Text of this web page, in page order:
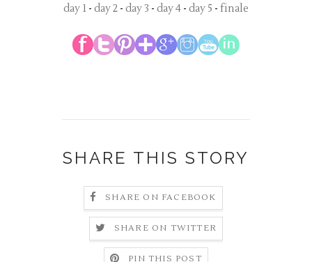
day 1 - day 2 - day 3 - day 4 - day 5 - finale
SHARE THIS STORY
SHARE ON FACEBOOK
SHARE ON TWITTER
PIN THIS POST